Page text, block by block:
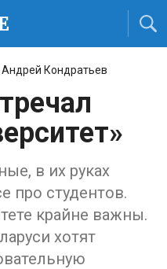
Андрей Кондратьев
в их руках
про студентов.
крайне важны.
хотят